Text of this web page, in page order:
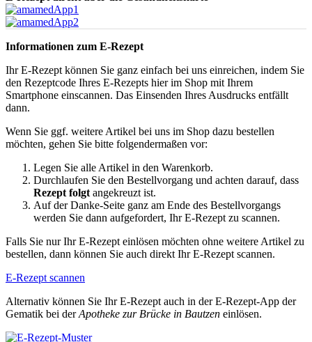
Informationen zum E-Rezept
Ihr E-Rezept können Sie ganz einfach bei uns einreichen, indem Sie
den Rezeptcode Ihres E-Rezepts hier im Shop mit Ihrem
Smartphone einscannen. Das Einsenden Ihres Ausdrucks entfällt
dann.
Wenn Sie ggf. weitere Artikel bei uns im Shop dazu bestellen
möchten, gehen Sie bitte folgendermaßen vor:
Legen Sie alle Artikel in den Warenkorb.
Durchlaufen Sie den Bestellvorgang und achten darauf, dass
Rezept folgt angekreuzt ist.
Auf der Danke-Seite ganz am Ende des Bestellvorgangs
werden Sie dann aufgefordert, Ihr E-Rezept zu scannen.
Falls Sie nur Ihr E-Rezept einlösen möchten ohne weitere Artikel zu
bestellen, dann können Sie auch direkt Ihr E-Rezept scannen.
E-Rezept scannen
Alternativ können Sie Ihr E-Rezept auch in der E-Rezept-App der
Gematik bei derApotheke zur Brücke in Bautzen einlösen.